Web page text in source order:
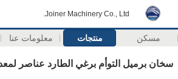
Joiner Machinery Co., Ltd.
مسكن منتجات معلومات عنا
سخان برميل التوأم برغي الطارد عناصر